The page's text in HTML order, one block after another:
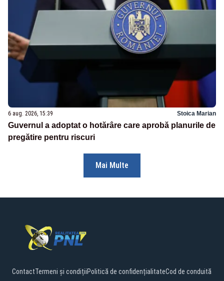
6 aug. 2026, 15:39 Stoica Marian
Guvernul a adoptat o hotărâre care aprobă planurile de
pregătire pentru riscuri
Mai Multe
ContactTermeni și condițiiPolitică de confidențialitateCod de conduită